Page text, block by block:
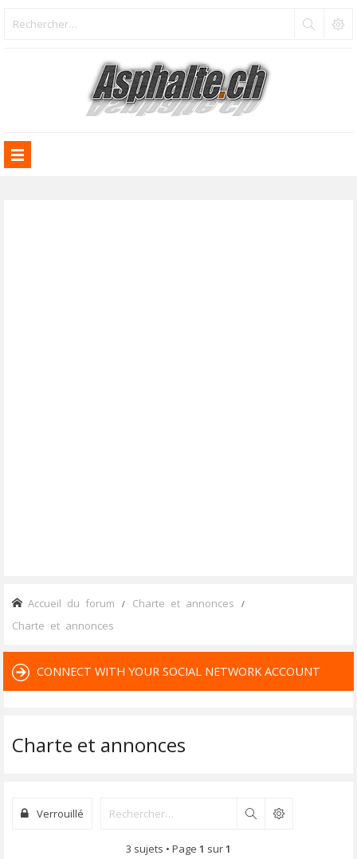
Accueil du forum Charte et annonces
Charte et annonces
CONNECT WITH YOUR SOCIAL NETWORK ACCOUNT
Charte et annonces
Verrouillé Rechercher
3 sujets • Page 1 sur1